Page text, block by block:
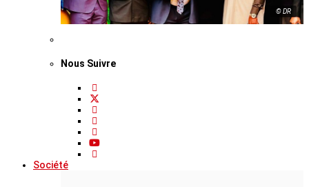
© DR
Nous Suivre
Société